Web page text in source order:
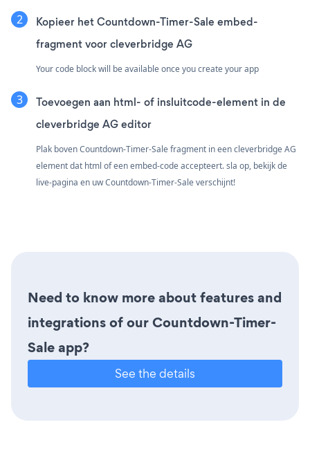
Kopieer het Countdown-Timer-Sale embed-
fragment voor cleverbridge AG
Your code block will be available once you create your app
Toevoegen aan html- of insluitcode-element in de
cleverbridge AG editor
Plak boven Countdown-Timer-Sale fragment in een cleverbridge AG
element dat html of een embed-code accepteert. sla op, bekijk de
live-pagina en uw Countdown-Timer-Sale verschijnt!
Need to know more about features and
integrations of our Countdown-Timer-
Sale app?
See the details